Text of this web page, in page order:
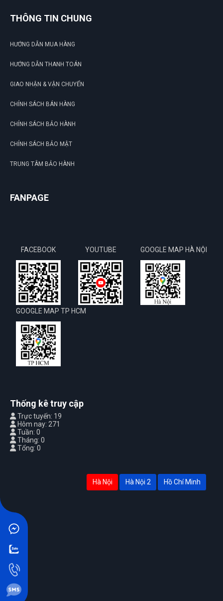
THÔNG TIN CHUNG
HƯỚNG DẪN MUA HÀNG
HƯỚNG DẪN THANH TOÁN
GIAO NHẬN & VẬN CHUYỂN
CHÍNH SÁCH BÁN HÀNG
CHÍNH SÁCH BẢO HÀNH
CHÍNH SÁCH BẢO MẬT
TRUNG TÂM BẢO HÀNH
FANPAGE
FACEBOOK YOUTUBE GOOGLE MAP HÀ NỘI
GOOGLE MAP TP HCM
Thống kê truy cập
Trực tuyến: 19
Hôm nay: 271
Tuần: 0
Tháng: 0
Tổng: 0
Hà Nội Hà Nội 2 Hồ Chí Minh